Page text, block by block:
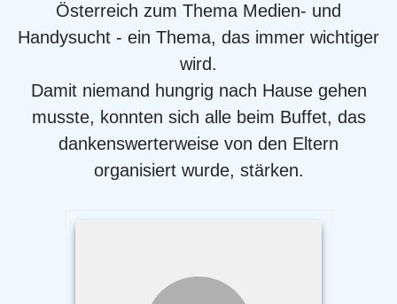
Österreich zum Thema Medien- und
Handysucht - ein Thema, das immer wichtiger
wird.
Damit niemand hungrig nach Hause gehen
musste, konnten sich alle beim Buffet, das
dankenswerterweise von den Eltern
organisiert wurde, stärken.